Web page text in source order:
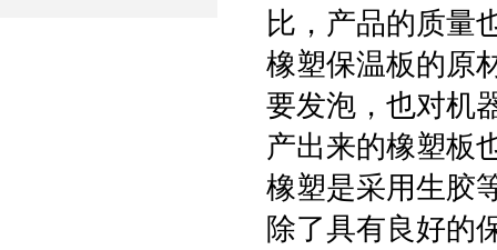
比，产品的质量
橡塑保温板的原
要发泡，也对机
产出来的橡塑板
橡塑是采用生胶
除了具有良好的